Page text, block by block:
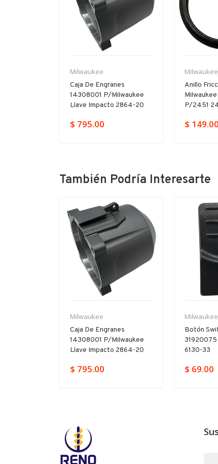
Milwaukee
Caja De Engranes
14308001 P/milwaukee
Llave Impacto 2864-20
$ 795.00
Milwaukee
Anillo
P/2451
$ 149.00
También Podría Interesarte
Milwaukee
Caja De Engranes
14308001 P/milwaukee
Llave Impacto 2864-20
$ 795.00
Milwaukee
Botón
6130-33
$ 69.00